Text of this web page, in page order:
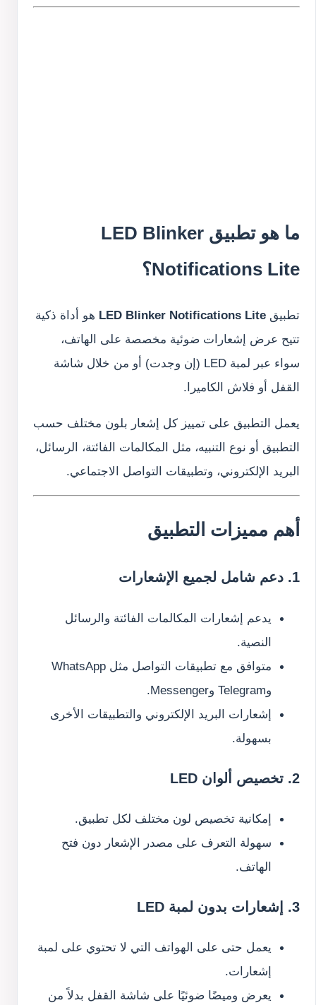
ما هو تطبيق LED Blinker
Notifications Lite؟
تطبيق LED Blinker Notifications Lite هو أداة ذكية
تتيح عرض إشعارات ضوئية مخصصة على الهاتف،
سواء عبر لمبة LED (إن وجدت) أو من خلال شاشة
القفل أو فلاش الكاميرا.
يعمل التطبيق على تمييز كل إشعار بلون مختلف حسب
التطبيق أو نوع التنبيه، مثل المكالمات الفائتة، الرسائل،
البريد الإلكتروني، وتطبيقات التواصل الاجتماعي.
أهم مميزات التطبيق
1. دعم شامل لجميع الإشعارات
يدعم إشعارات المكالمات الفائتة والرسائل
النصية.
متوافق مع تطبيقات التواصل مثل WhatsApp
وTelegram وMessenger.
إشعارات البريد الإلكتروني والتطبيقات الأخرى
بسهولة.
2. تخصيص ألوان LED
إمكانية تخصيص لون مختلف لكل تطبيق.
سهولة التعرف على مصدر الإشعار دون فتح
الهاتف.
3. إشعارات بدون لمبة LED
يعمل حتى على الهواتف التي لا تحتوي على لمبة
إشعارات.
يعرض وميضًا ضوئيًا على شاشة القفل بدلاً من